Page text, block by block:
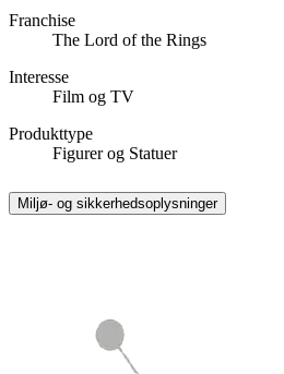
Franchise
The Lord of the Rings
Interesse
Film og TV
Produkttype
Figurer og Statuer
Miljø- og sikkerhedsoplysninger